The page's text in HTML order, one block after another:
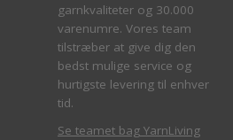
garnkvaliteter og 30.000
varenumre. Vores team
tilstræber at give dig den
bedst mulige service og
hurtigste levering til enhver
tid.
Se teamet bag YarnLiving